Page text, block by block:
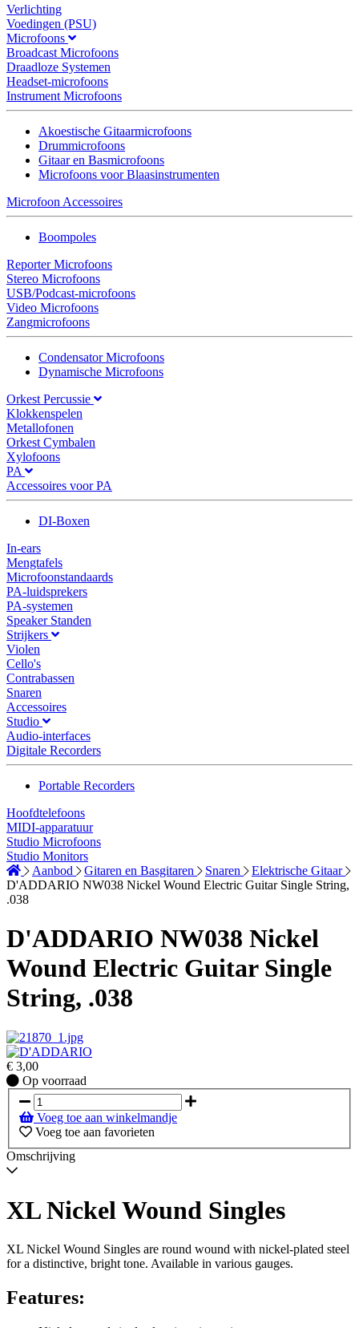
Verlichting
Voedingen (PSU)
Microfoons
Broadcast Microfoons
Draadloze Systemen
Headset-microfoons
Instrument Microfoons
Akoestische Gitaarmicrofoons
Drummicrofoons
Gitaar en Basmicrofoons
Microfoons voor Blaasinstrumenten
Microfoon Accessoires
Boompoles
Reporter Microfoons
Stereo Microfoons
USB/Podcast-microfoons
Video Microfoons
Zangmicrofoons
Condensator Microfoons
Dynamische Microfoons
Orkest Percussie
Klokkenspelen
Metallofonen
Orkest Cymbalen
Xylofoons
PA
Accessoires voor PA
DI-Boxen
In-ears
Mengtafels
Microfoonstandaards
PA-luidsprekers
PA-systemen
Speaker Standen
Strijkers
Violen
Cello's
Contrabassen
Snaren
Accessoires
Studio
Audio-interfaces
Digitale Recorders
Portable Recorders
Hoofdtelefoons
MIDI-apparatuur
Studio Microfoons
Studio Monitors
Aanbod
Gitaren en Basgitaren Snaren
Elektrische Gitaar
D'ADDARIO NW038 Nickel Wound Electric Guitar Single String,
.038
D'ADDARIO NW038 Nickel
Wound Electric Guitar Single
String, .038
€ 3,00
Op
voorraad
Op voorraad
Voeg toe aan winkelmandje
Voeg toe aan favorieten
Omschrijving
XL Nickel Wound Singles
XL Nickel Wound Singles are round wound with nickel-plated steel
for a distinctive, bright tone. Available in various gauges.
Features: